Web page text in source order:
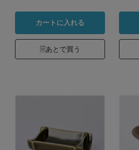
カートに入れる
あとで買う